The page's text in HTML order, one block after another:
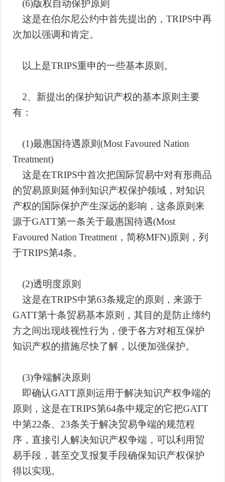
(6)版权自动保护原则
这是在伯尔尼公约中首先提出的，TRIPS中再
次加以强调和肯定。
以上是TRIPS重申的一些基本原则。
2、新提出的保护知识产权的基本原则主要
有：
(1)最惠国待遇原则(Most Favoured Nation
Treatment)
这是在TRIPS中首次把国际贸易中对有形商品
的贸易原则延伸到知识产权保护领域，对知识
产权的国际保护产生深远的影响，这条原则来
源于GATT第一条关于最惠国待遇(Most
Favoured Nation Treatment，简称MFN)原则，列
于TRIPS第4条。
(2)透明度原则
这是在TRIPS中第63条规定的原则，来源于
GATT第十条贸易基本原则，其目的是防止缔约
方之间出现歧视性行为，便于各方对相互保护
知识产权的措施尽快了解，以便加强保护。
(3)争端解决原则
即确认GATT原则运用于解决知识产权争端的
原则，这是在TRIPS第64条中规定的它把GATT
中第22条、23条关于解决贸易争端的规范程
序，直接引人解决知识产权争端，可以利用贸
易手段，甚至交叉报复手段确保知识产权保护
得以实现。